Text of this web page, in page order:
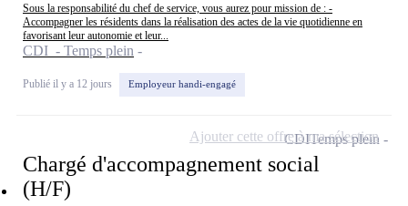
Sous la responsabilité du chef de service, vous aurez pour mission de : -
Accompagner les résidents dans la réalisation des actes de la vie quotidienne en
favorisant leur autonomie et leur...
CDI - Temps plein
Publié il y a 12 jours Employeur handi-engagé
Chargé d'accompagnement social
(H/F)
CDITemps plein
Ajouter cette offre à ma sélection